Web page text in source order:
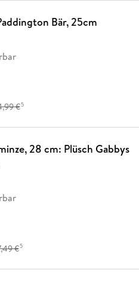
Bär, 25cm
€5
28 cm: Plüsch Gabbys
€5